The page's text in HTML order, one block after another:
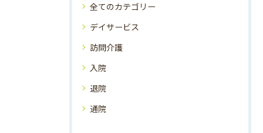
全てのカテゴリー
デイサービス
訪問介護
入院
退院
通院